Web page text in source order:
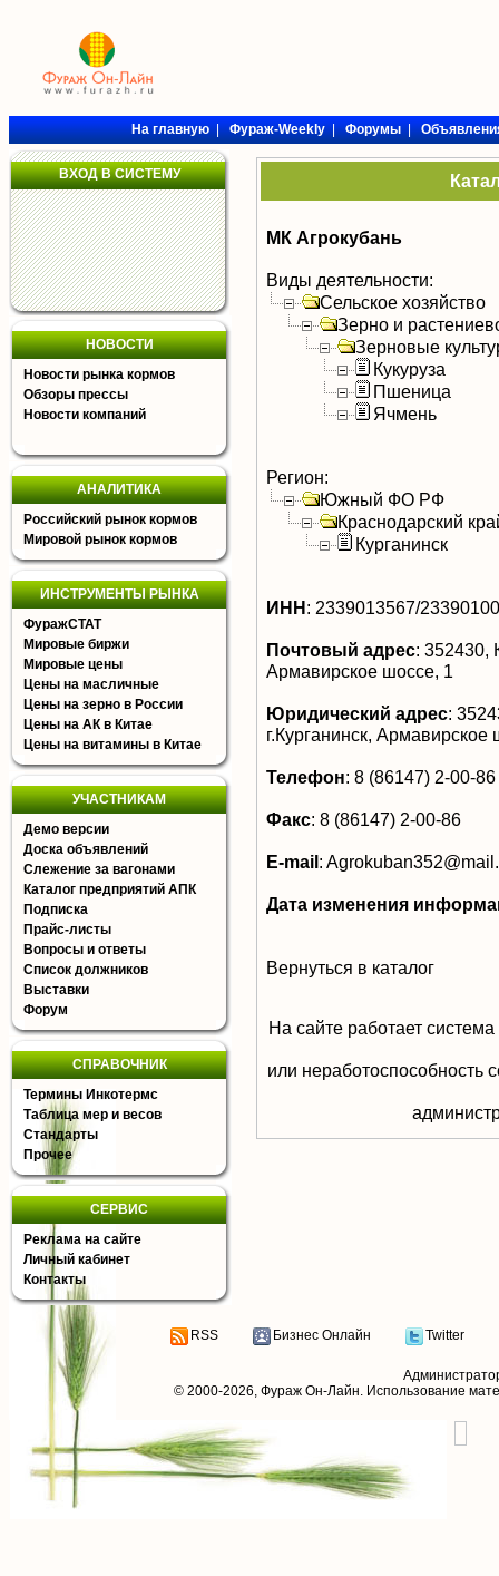
На главную|Фураж-Weekly|Форумы|
ВХОД В СИСТЕМУ
НОВОСТИ
Новости рынка кормов
Обзоры прессы
Новости компаний
АНАЛИТИКА
Российский рынок кормов
Мировой рынок кормов
ИНСТРУМЕНТЫ РЫНКА
ФуражСТАТ
Мировые биржи
Мировые цены
Цены на масличные
Цены на зерно в России
Цены на АК в Китае
Цены на витамины в Китае
УЧАСТНИКАМ
Демо версии
Доска объявлений
Слежение за вагонами
Каталог предприятий АПК
Подписка
Прайс-листы
Вопросы и ответы
Список должников
Выставки
Форум
СПРАВОЧНИК
Термины Инкотермс
Таблица мер и весов
Стандарты
Прочее
СЕРВИС
Реклама на сайте
Личный кабинет
Контакты
МК Агрокубань
Виды деятельности:
Сельское хозяйство
Зерно и
Зерновые
Кукуруза
Пшеница
Ячмень
Регион:
Южный ФО РФ
Краснодарский
Курганинск
ИНН: 2339013567/
Почтовый адрес: 352430,
Армавирское шоссе, 1
Юридический адрес:
г.Курганинск, Армавирское
Телефон: 8 (86147) 2-00-86
Факс: 8 (86147) 2-00-86
E-mail:
Дата изменения
Вернуться в каталог
На сайте работает
или неработоспособность
RSS Бизнес Онлайн Twitter
© 2000-2026, Фураж Он-Лайн. Использование